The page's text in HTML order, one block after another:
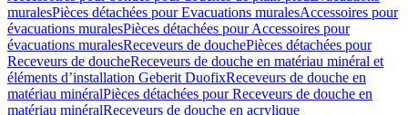
muralesPièces détachées pour Evacuations muralesAccessoires pour
évacuations muralesPièces détachées pour Accessoires pour
évacuations muralesReceveurs de douchePièces détachées pour
Receveurs de doucheReceveurs de douche en matériau minéral et
éléments d’installation Geberit DuofixReceveurs de douche en
matériau minéralPièces détachées pour Receveurs de douche en
matériau minéralReceveurs de douche en acrylique